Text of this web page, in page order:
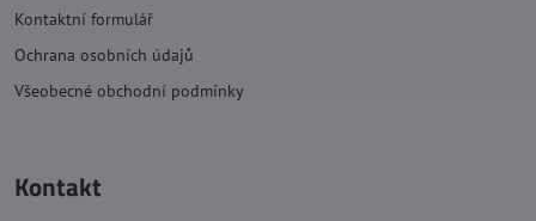
Kontaktní formulář
Ochrana osobních údajů
Všeobecné obchodní podmínky
Kontakt